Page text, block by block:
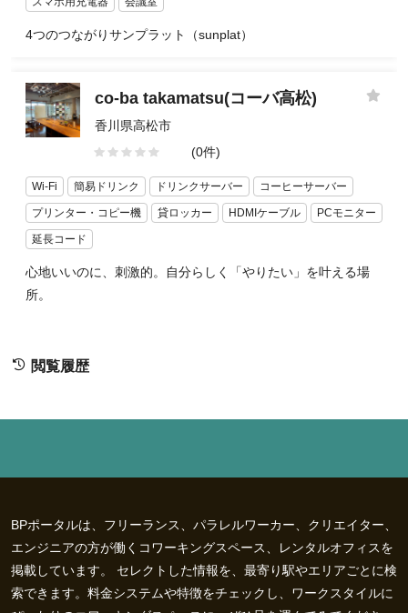
4つのつながりサンプラット（sunplat）
co-ba takamatsu(コーバ高松)
香川県高松市
(0件)
Wi-Fi 簡易ドリンク ドリンクサーバー コーヒーサーバー
プリンター・コピー機 貸ロッカー HDMIケーブル PCモニター
延長コード
心地いいのに、刺激的。自分らしく「やりたい」を叶える場
所。
閲覧履歴
BPポータルは、フリーランス、パラレルワーカー、クリエイター、
エンジニアの方が働くコワーキングスペース、レンタルオフィスを
掲載しています。 セレクトした情報を、最寄り駅やエリアごとに検
索できます。料金システムや特徴をチェックし、ワークスタイルに